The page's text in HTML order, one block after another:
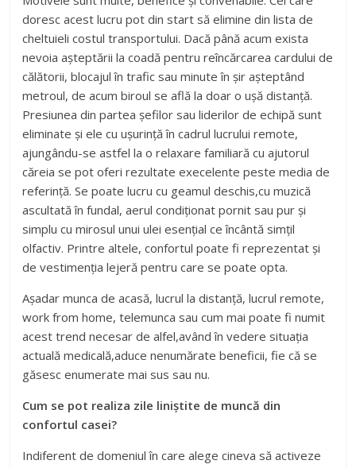
doresc acest lucru pot din start să elimine din lista de
cheltuieli costul transportului. Dacă până acum exista
nevoia așteptării la coadă pentru reîncărcarea cardului de
călătorii, blocajul în trafic sau minute în șir așteptând
metroul, de acum biroul se află la doar o ușă distanță.
Presiunea din partea șefilor sau liderilor de echipă sunt
eliminate și ele cu ușurință în cadrul lucrului remote,
ajungându-se astfel la o relaxare familiară cu ajutorul
căreia se pot oferi rezultate execelente peste media de
referință. Se poate lucru cu geamul deschis,cu muzică
ascultată în fundal, aerul condiționat pornit sau pur și
simplu cu mirosul unui ulei esențial ce încântă simțil
olfactiv. Printre altele, confortul poate fi reprezentat și
de vestimenția lejeră pentru care se poate opta.
Așadar munca de acasă, lucrul la distanță, lucrul remote,
work from home, telemunca sau cum mai poate fi numit
acest trend necesar de alfel,având în vedere situația
actuală medicală,aduce nenumărate beneficii, fie că se
găsesc enumerate mai sus sau nu.
Cum se pot realiza zile liniștite de muncă din
confortul casei?
Indiferent de domeniul în care alege cineva să activeze